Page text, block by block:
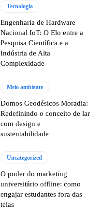
Tecnologia
Engenharia de Hardware
Nacional IoT: O Elo entre a
Pesquisa Científica e a
Indústria de Alta
Complexidade
Meio ambiente
Domos Geodésicos Moradia:
Redefinindo o conceito de lar
com design e
sustentabilidade
Uncategorized
O poder do marketing
universitário offline: como
engajar estudantes fora das
telas